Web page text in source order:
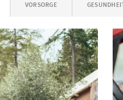
VORSORGE